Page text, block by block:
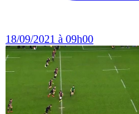
18/09/2021 à 09h00